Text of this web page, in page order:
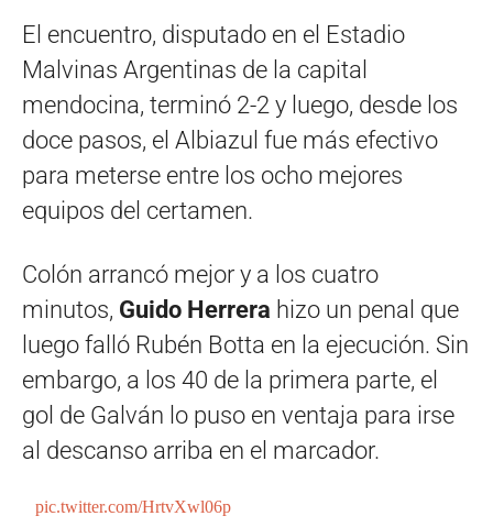
El encuentro, disputado en el Estadio
Malvinas Argentinas de la capital
mendocina, terminó 2-2 y luego, desde los
doce pasos, el Albiazul fue más efectivo
para meterse entre los ocho mejores
equipos del certamen.
Colón arrancó mejor y a los cuatro
minutos, Guido Herrera hizo un penal que
luego falló Rubén Botta en la ejecución. Sin
embargo, a los 40 de la primera parte, el
gol de Galván lo puso en ventaja para irse
al descanso arriba en el marcador.
pic.twitter.com/HrtvXwl06p